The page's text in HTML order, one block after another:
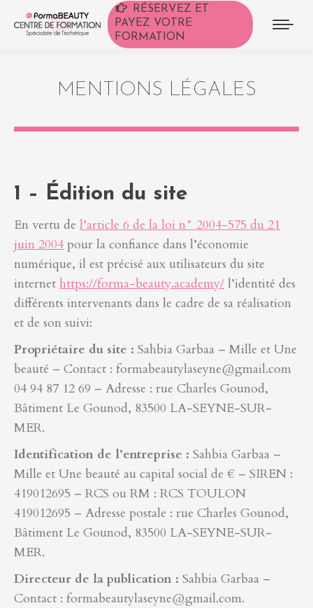
RÉSERVEZ ET
PAYEZ VOTRE
FORMATION
MENTIONS LÉGALES
1 – Édition du site
En vertu de l’article 6 de la loi n° 2004-575 du 21
juin 2004 pour la confiance dans l’économie
numérique, il est précisé aux utilisateurs du site
internet https://forma-beauty.academy/ l’identité des
différents intervenants dans le cadre de sa réalisation
et de son suivi:
Propriétaire du site : Sahbia Garbaa – Mille et Une
beauté – Contact : formabeautylaseyne@gmail.com
04 94 87 12 69 – Adresse : rue Charles Gounod,
Bâtiment Le Gounod, 83500 LA-SEYNE-SUR-
MER.
Identification de l’entreprise : Sahbia Garbaa –
Mille et Une beauté au capital social de € – SIREN :
419012695 – RCS ou RM : RCS TOULON
419012695 – Adresse postale : rue Charles Gounod,
Bâtiment Le Gounod, 83500 LA-SEYNE-SUR-
MER.
Directeur de la publication : Sahbia Garbaa –
Contact : formabeautylaseyne@gmail.com.